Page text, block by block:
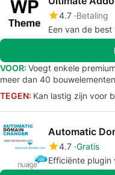
4.7 Betaling
Een van de
VOOR: Voegt enkele
meer dan 40
TEGEN: Kan lastig zijn voor
Automatic
4.7 Gratis
Efficiënte plugin